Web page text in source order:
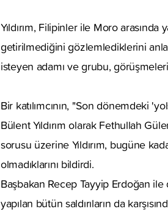
Yıldırım, Filipinler ile Moro
getirilmediğini gözlemlediklerini
isteyen adamı ve grubu,
Bir katılımcının, "Son dönemdeki
Bülent Yıldırım olarak Fethullah
sorusu üzerine Yıldırım, bugüne
olmadıklarını bildirdi.
Başbakan Recep Tayyip Erdoğan
yapılan bütün saldırıların da